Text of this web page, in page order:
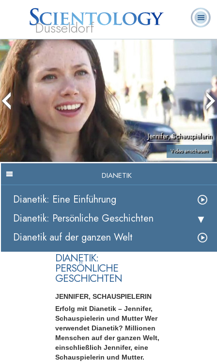
Düsseldorf
L. Ron
Hubbard
Was ist
Scientology?
Ehrenamtliche
Geistliche
Jennifer, Schauspielerin
Video anschauen
DIANETIK
Dianetik: Eine Einführung
Dianetik: Persönliche Geschichten
Dianetik auf der ganzen Welt
DIANETIK:
PERSÖNLICHE
GESCHICHTEN
JENNIFER, SCHAUSPIELERIN
Erfolg mit Dianetik – Jennifer,
Schauspielerin und Mutter Wer
verwendet Dianetik? Millionen
Menschen auf der ganzen Welt,
einschließlich Jennifer, eine
Schauspielerin und Mutter.